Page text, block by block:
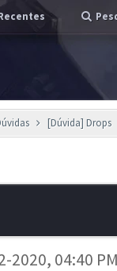
[Dúvida] Drops
2020, 04:40